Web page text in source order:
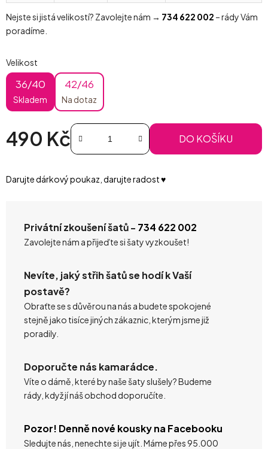
Nejste si jistá velikostí? Zavolejte nám → 734 622 002 – rády Vám
poradíme.
Velikost
36/40
Skladem
42/46
Na dotaz
490 Kč DO KOŠÍKU
Darujte dárkový poukaz, darujte radost ♥️
Privátní zkoušení šatů - 734 622 002
Zavolejte nám a přijeďte si šaty vyzkoušet!
Nevíte, jaký střih šatů se hodí k Vaší
postavě?
Obraťte se s důvěrou na nás a budete spokojené
stejně jako tisíce jiných zákaznic, kterým jsme již
poradily.
Doporučte nás kamarádce.
Víte o dámě, které by naše šaty slušely? Budeme
rády, když jí náš obchod doporučíte.
Pozor! Denně nové kousky na Facebooku
Sledujte nás, nenechte si je ujít. Máme přes 95.000